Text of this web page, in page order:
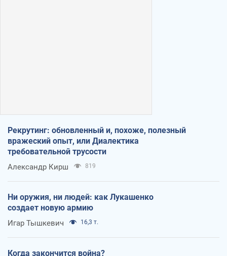
Рекрутинг: обновленный и, похоже, полезный
вражеский опыт, или Диалектика
требовательной трусости
Александр Кирш 819
Ни оружия, ни людей: как Лукашенко
создает новую армию
Игар Тышкевич 16,3 т.
Когда закончится война?